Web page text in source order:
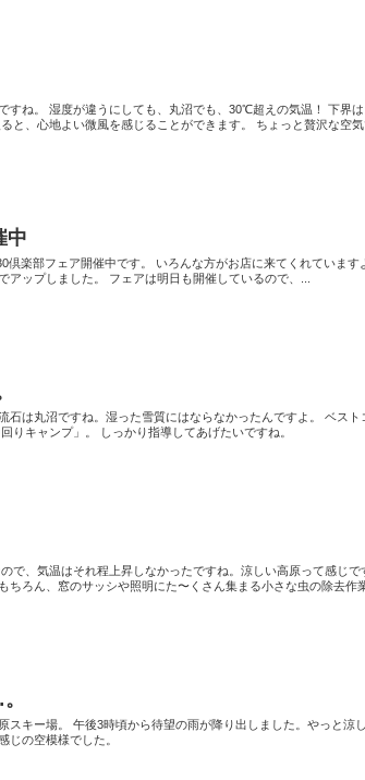
すね。 湿度が違うにしても、丸沼でも、30℃超えの気温！ 下界
と、心地よい微風を感じることができます。 ちょっと贅沢な空気
中
倶楽部フェア開催中です。 いろんな方がお店に来てくれています
アップしました。 フェアは明日も開催しているので、...
石は丸沼ですね。湿った雪質にはならなかったんですよ。 ベスト
りキャンプ」。 しっかり指導してあげたいですね。
で、気温はそれ程上昇しなかったですね。涼しい高原って感じで
ちろん、窓のサッシや照明にた〜くさん集まる小さな虫の除去作
スキー場。 午後3時頃から待望の雨が降り出しました。やっと涼
じの空模様でした。